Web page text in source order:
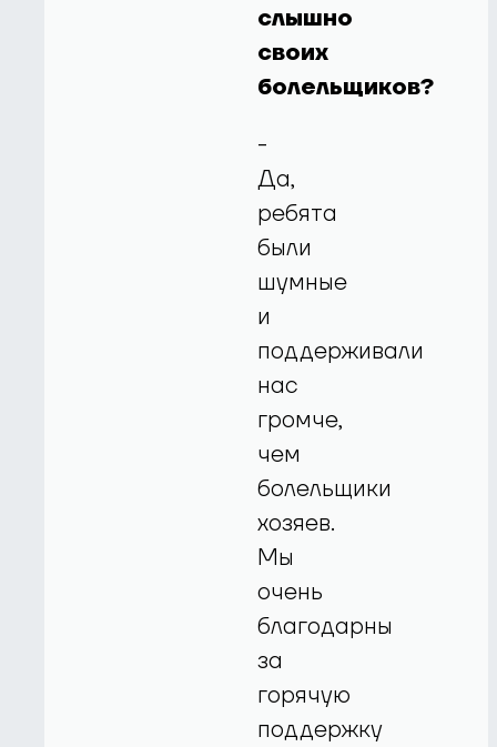
слышно
своих
болельщиков?
-
Да,
ребята
были
шумные
и
поддерживали
нас
громче,
чем
болельщики
хозяев.
Мы
очень
благодарны
за
горячую
поддержку